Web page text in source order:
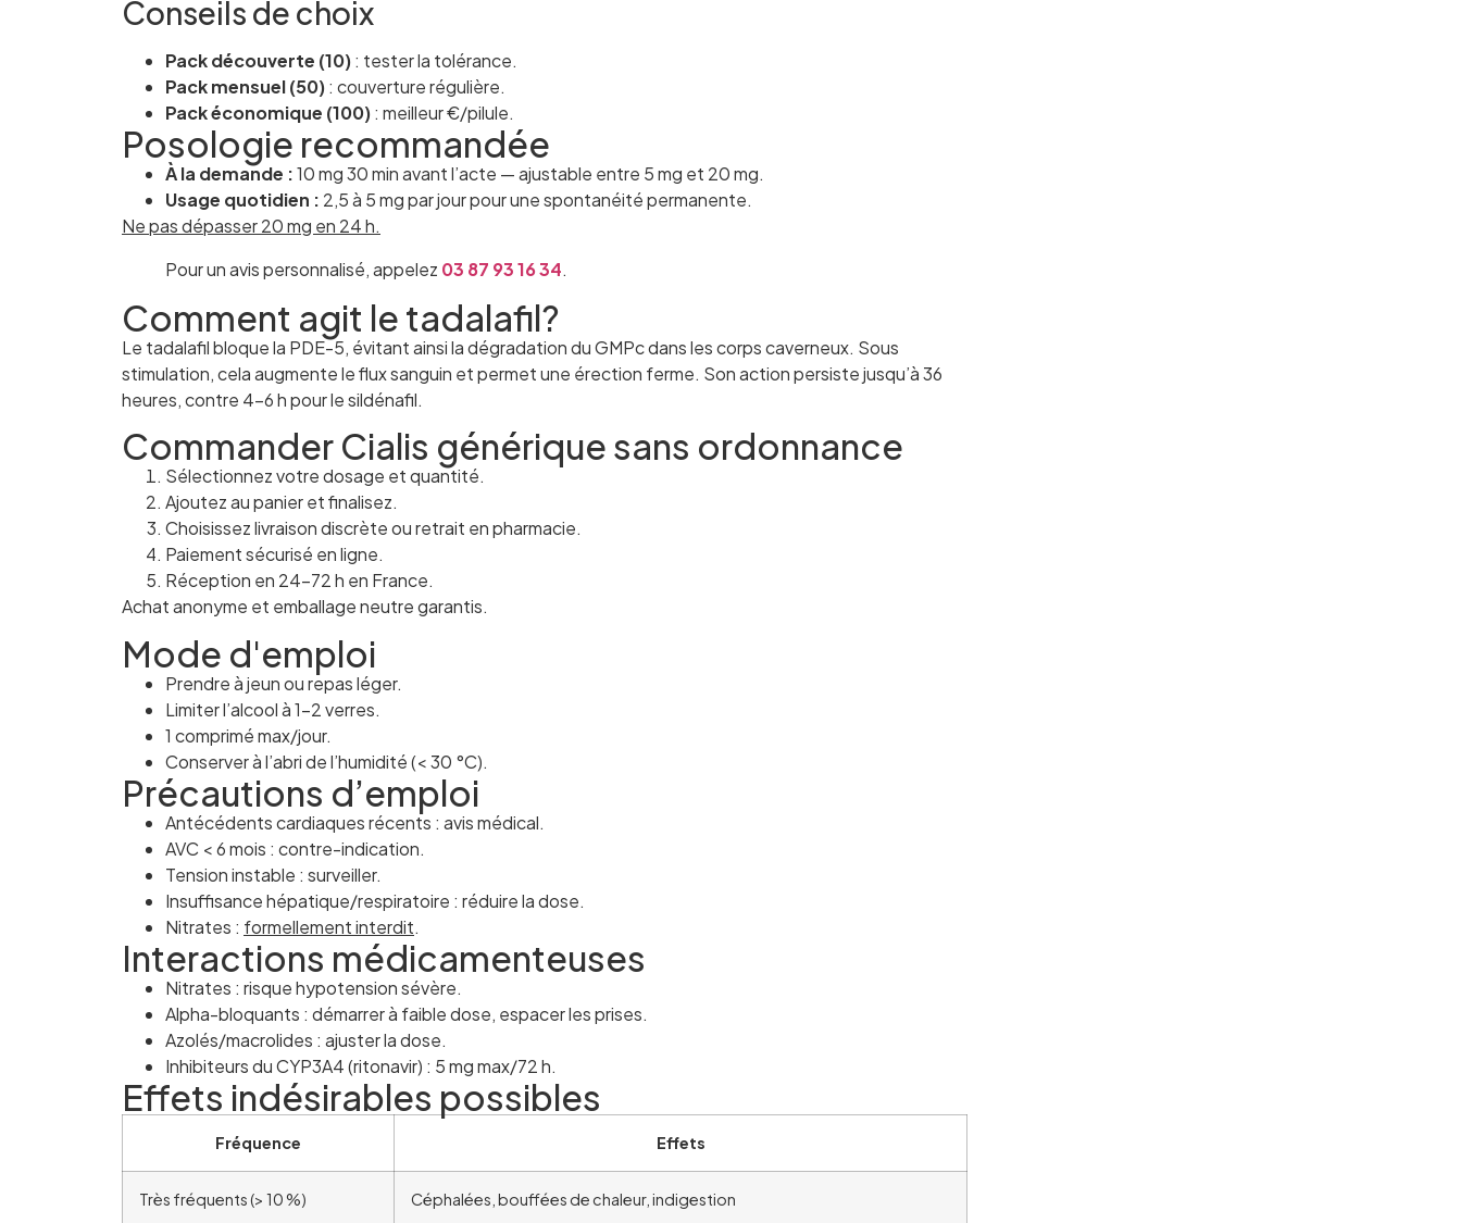
Conseils de choix
Pack découverte (10): tester la tolérance.
Pack mensuel (50): couverture régulière.
Pack économique (100): meilleur €/pilule.
Posologie recommandée
À la demande :10 mg 30 min avant l’acte — ajustable entre 5 mg et 20 mg.
Usage quotidien : 2,5 à 5 mg par jour pour une spontanéité permanente.
Ne pas dépasser 20 mg en 24 h.
Pour un avis personnalisé, appelez 03 87 93 16 34.
Comment agit le tadalafil?
Le tadalafil bloque la PDE-5, évitant ainsi la dégradation du GMPc dans les corps caverneux. Sous
stimulation, cela augmente le flux sanguin et permet une érection ferme. Son action persiste jusqu’à 36
heures, contre 4-6 h pour le sildénafil.
Commander Cialis générique sans ordonnance
Sélectionnez votre dosage et quantité.
Ajoutez au panier et finalisez.
Choisissez livraison discrète ou retrait en pharmacie.
Paiement sécurisé en ligne.
Réception en 24-72 h en France.
Achat anonyme et emballage neutre garantis.
Mode d'emploi
Prendre à jeun ou repas léger.
Limiter l’alcool à 1-2 verres.
1 comprimé max/jour.
Conserver à l’abri de l’humidité (< 30 °C).
Précautions d’emploi
Antécédents cardiaques récents : avis médical.
AVC < 6 mois : contre-indication.
Tension instable : surveiller.
Insuffisance hépatique/respiratoire : réduire la dose.
Nitrates : formellement interdit.
Interactions médicamenteuses
Nitrates : risque hypotension sévère.
Alpha-bloquants : démarrer à faible dose, espacer les prises.
Azolés/macrolides : ajuster la dose.
Inhibiteurs du CYP3A4 (ritonavir) : 5 mg max/72 h.
Effets indésirables possibles
Fréquence Effets
Très fréquents (> 10 %) Céphalées, bouffées de chaleur, indigestion